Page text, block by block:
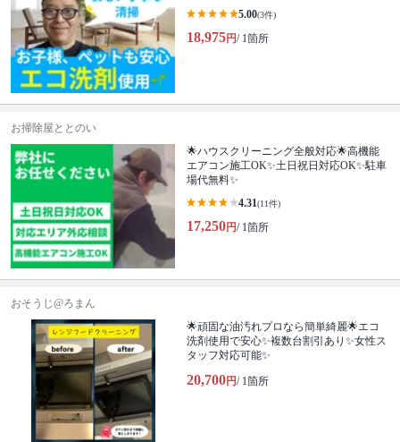
5.00(3件)
18,975円/ 1箇所
お掃除屋ととのい
🌟ハウスクリーニング全般対応🌟高機能
エアコン施工OK✨土日祝日対応OK✨駐車
場代無料✨
4.31(11件)
17,250円/ 1箇所
おそうじ@ろまん
🌟頑固な油汚れプロなら簡単綺麗🌟エコ
洗剤使用で安心✨複数台割引あり✨女性ス
タッフ対応可能✨
20,700円/ 1箇所